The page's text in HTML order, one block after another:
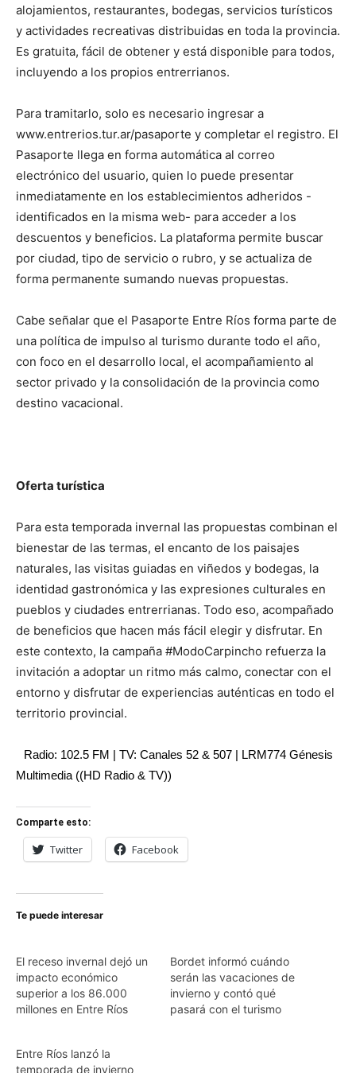
alojamientos, restaurantes, bodegas, servicios turísticos
y actividades recreativas distribuidas en toda la provincia.
Es gratuita, fácil de obtener y está disponible para todos,
incluyendo a los propios entrerrianos.
Para tramitarlo, solo es necesario ingresar a
www.entrerios.tur.ar/pasaporte y completar el registro. El
Pasaporte llega en forma automática al correo
electrónico del usuario, quien lo puede presentar
inmediatamente en los establecimientos adheridos -
identificados en la misma web- para acceder a los
descuentos y beneficios. La plataforma permite buscar
por ciudad, tipo de servicio o rubro, y se actualiza de
forma permanente sumando nuevas propuestas.
Cabe señalar que el Pasaporte Entre Ríos forma parte de
una política de impulso al turismo durante todo el año,
con foco en el desarrollo local, el acompañamiento al
sector privado y la consolidación de la provincia como
destino vacacional.
Oferta turística
Para esta temporada invernal las propuestas combinan el
bienestar de las termas, el encanto de los paisajes
naturales, las visitas guiadas en viñedos y bodegas, la
identidad gastronómica y las expresiones culturales en
pueblos y ciudades entrerrianas. Todo eso, acompañado
de beneficios que hacen más fácil elegir y disfrutar. En
este contexto, la campaña #ModoCarpincho refuerza la
invitación a adoptar un ritmo más calmo, conectar con el
entorno y disfrutar de experiencias auténticas en todo el
territorio provincial.
Radio: 102.5 FM | TV: Canales 52 & 507 | LRM774 Génesis
Multimedia ((HD Radio & TV))
Comparte esto:
Twitter Facebook
Te puede interesar
El receso invernal dejó un
impacto económico
superior a los 86.000
millones en Entre Ríos
Bordet informó cuándo
serán las vacaciones de
invierno y contó qué
pasará con el turismo
Entre Ríos lanzó la
temporada de invierno